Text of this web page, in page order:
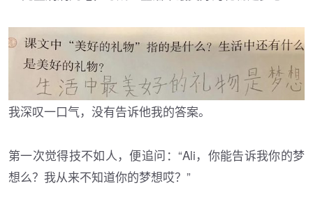
我深叹一口气，没有告诉他我的答案。
第一次觉得技不如人，便追问：“Ali，你能告诉我你的梦
想么？我从来不知道你的梦想哎？”